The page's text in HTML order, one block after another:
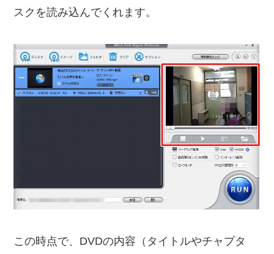
スクを読み込んでくれます。
この時点で、DVDの内容（タイトルやチャプタ